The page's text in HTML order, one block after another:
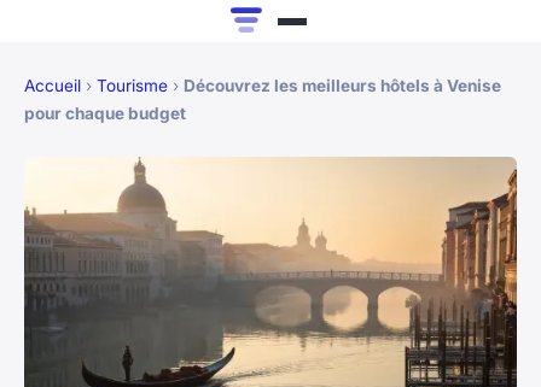
Accueil › Tourisme › Découvrez les meilleurs hôtels à Venise
pour chaque budget